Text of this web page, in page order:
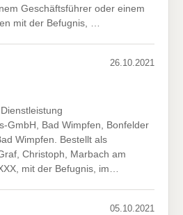
Geschäftsführer oder einem
mit der Befugnis, …
26.10.2021
GmbH, Bad Wimpfen, Bonfelder
Wimpfen. Bestellt als
Christoph, Marbach am
mit der Befugnis, im…
05.10.2021